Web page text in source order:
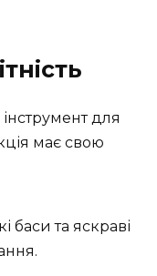
для
має свою
баси та яскраві